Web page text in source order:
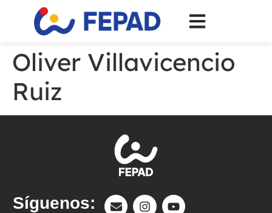
Oliver Villavicencio
Ruiz
Síguenos: